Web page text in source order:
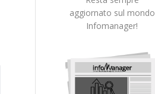
aggiornato sul mondo
Infomanager!